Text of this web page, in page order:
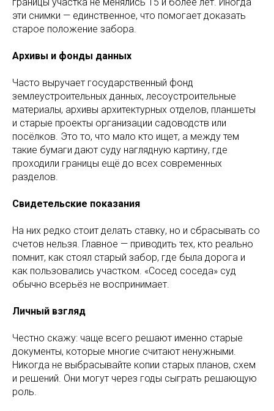
эти снимки — единственное, что помогает доказать
старое положение забора.
Архивы и фонды данных
Часто выручает государственный фонд
землеустроительных данных, лесоустроительные
материалы, архивы архитектурных отделов, планшеты
и старые проекты организации садоводств или
посёлков. Это то, что мало кто ищет, а между тем
такие бумаги дают суду наглядную картину, где
проходили границы ещё до всех современных
разделов.
Свидетельские показания
На них редко стоит делать ставку, но и сбрасывать со
счетов нельзя. Главное — приводить тех, кто реально
помнит, как стоял старый забор, где была дорога и
как пользовались участком. «Сосед соседа» суд
обычно всерьёз не воспринимает.
Личный взгляд
Честно скажу: чаще всего решают именно старые
документы, которые многие считают ненужными.
Никогда не выбрасывайте копии старых планов, схем
и решений. Они могут через годы сыграть решающую
роль.